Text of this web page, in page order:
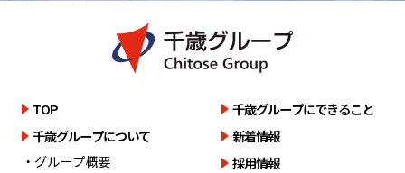
TOP
千歳グループにできること
千歳グループについて
・グループ概要
新着情報
採用情報